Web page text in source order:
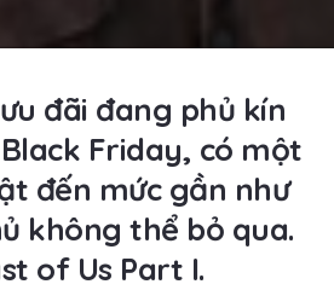
đãi đang phủ kín
Friday, có một
đến mức gần như
không thể bỏ qua.
of Us Part I.